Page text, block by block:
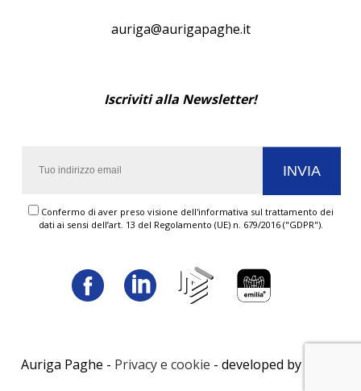
auriga@aurigapaghe.it
Iscriviti alla Newsletter!
Confermo di aver preso visione dell'informativa sul trattamento dei
dati ai sensi dell’art. 13 del Regolamento (UE) n. 679/2016 ("GDPR").
Auriga Paghe - Privacy e cookie - developed by